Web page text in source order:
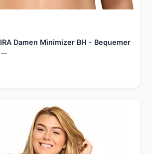
Damen Minimizer BH - Bequemer